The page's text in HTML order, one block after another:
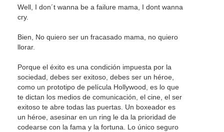
Well, I don´t wanna be a failure mama, I dont wanna
cry.
Bien, No quiero ser un fracasado mama, no quiero
llorar.
Porque el éxito es una condición impuesta por la
sociedad, debes ser exitoso, debes ser un héroe,
como un prototipo de película Hollywood, es lo que
te dictan los medios de comunicación, el cine, el ser
exitoso te abre todas las puertas. Un boxeador es
un héroe, asesinar en un ring le da la prioridad de
codearse con la fama y la fortuna. Lo único seguro